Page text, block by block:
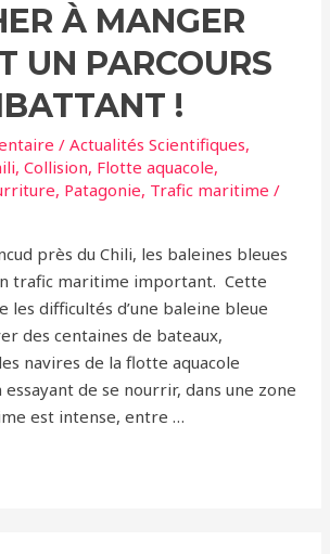
À MANGER
UN PARCOURS
!
/Actualités Scientifiques,
,Collision, Flotte aquacole,
, Patagonie, Trafic maritime /
près du Chili, les baleines bleues
trafic maritime important. Cette
les difficultés d’une baleine bleue
des centaines de bateaux,
navires de la flotte aquacole
de se nourrir, dans une zone
est intense, entre …